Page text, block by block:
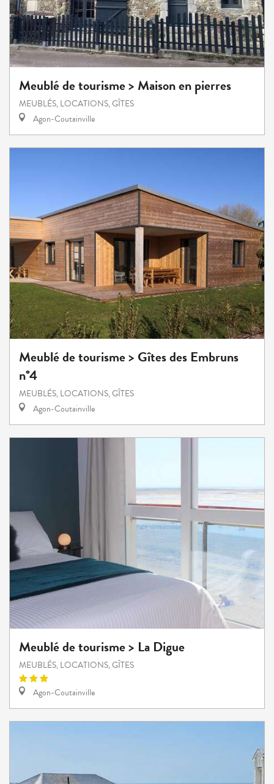
Meublé de tourisme > Maison en pierres
MEUBLÉS, LOCATIONS, GÎTES
Agon-Coutainville
Meublé de tourisme > Gîtes des Embruns
n°4
MEUBLÉS, LOCATIONS, GÎTES
Agon-Coutainville
Meublé de tourisme > La Digue
MEUBLÉS, LOCATIONS, GÎTES
Agon-Coutainville